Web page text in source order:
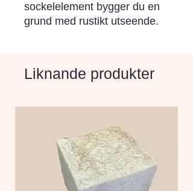
sockelelement bygger du en
grund med rustikt utseende.
höjderna 300-900 mm samt i
tjocklekar.
Liknande produkter